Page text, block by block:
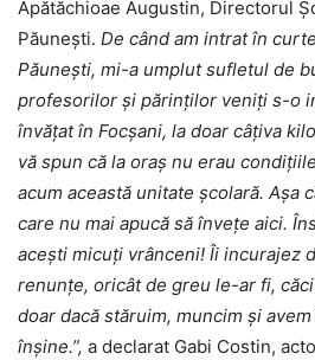
Apătăchioae Augustin, Directorul
Păunești. De când am intrat în
Păunești, mi-a umplut sufletul de
profesorilor și părinților veniți s-o
învățat în Focșani, la doar câțiva
vă spun că la oraș nu erau
acum această unitate școlară. Așa
care nu mai apucă să învețe aici.
acești micuți vrânceni! Îi incurajez
renunțe, oricât de greu le-ar fi,
doar dacă stăruim, muncim și
înșine.”, a declarat Gabi Costin,